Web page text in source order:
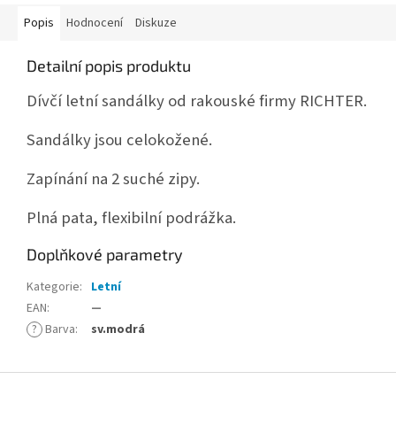
Popis Hodnocení Diskuze
Detailní popis produktu
Dívčí letní sandálky od rakouské firmy RICHTER.
Sandálky jsou celokožené.
Zapínání na 2 suché zipy.
Plná pata, flexibilní podrážka.
Doplňkové parametry
Kategorie: Letní
EAN:
—
? Barva: sv.modrá